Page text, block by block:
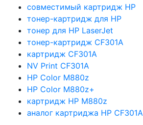
совместимый картридж HP
тонер-картридж для HP
тонер для HP LaserJet
тонер-картридж CF301A
картридж CF301A
NV Print CF301A
HP Color M880z
HP Color M880z+
картридж HP M880z
аналог картриджа HP CF301A